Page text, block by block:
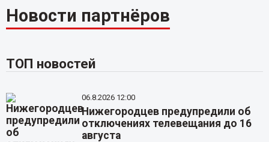
Новости партнёров
ТОП новостей
06.8.2026 12:00
Нижегородцев предупредили об
отключениях телевещания до 16
августа